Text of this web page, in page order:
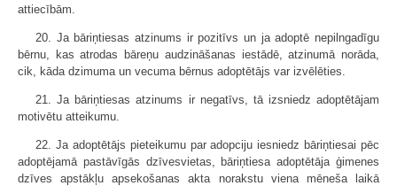
attiecībām.
20. Ja bāriņtiesas atzinums ir pozitīvs un ja adoptē nepilngadīgu
bērnu, kas atrodas bāreņu audzināšanas iestādē, atzinumā norāda,
cik, kāda dzimuma un vecuma bērnus adoptētājs var izvēlēties.
21. Ja bāriņtiesas atzinums ir negatīvs, tā izsniedz adoptētājam
motivētu atteikumu.
22. Ja adoptētājs pieteikumu par adopciju iesniedz bāriņtiesai pēc
adoptējamā pastāvīgās dzīvesvietas, bāriņtiesa adoptētāja ģimenes
dzīves apstākļu apsekošanas akta norakstu viena mēneša laikā